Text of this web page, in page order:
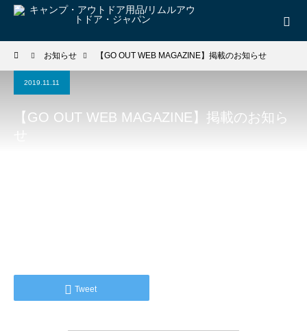
お知らせ 【GO OUT WEB MAGAZINE】掲載のお知らせ
2019.11.11
【GO OUT WEB MAGAZINE】掲載のお知ら
Tweet